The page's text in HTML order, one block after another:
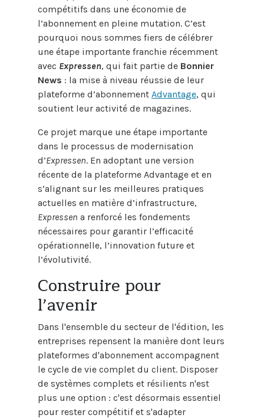
compétitifs dans une économie de
l’abonnement en pleine mutation. C’est
pourquoi nous sommes fiers de célébrer
une étape importante franchie récemment
avec Expressen, qui fait partie de Bonnier
News : la mise à niveau réussie de leur
plateforme d’abonnement Advantage, qui
soutient leur activité de magazines.
Ce projet marque une étape importante
dans le processus de modernisation
d’Expressen. En adoptant une version
récente de la plateforme Advantage et en
s’alignant sur les meilleures pratiques
actuelles en matière d’infrastructure,
Expressen a renforcé les fondements
nécessaires pour garantir l’efficacité
opérationnelle, l’innovation future et
l’évolutivité.
Construire pour
l’avenir
Dans l'ensemble du secteur de l'édition, les
entreprises repensent la manière dont leurs
plateformes d'abonnement accompagnent
le cycle de vie complet du client. Disposer
de systèmes complets et résilients n'est
plus une option : c'est désormais essentiel
pour rester compétitif et s'adapter